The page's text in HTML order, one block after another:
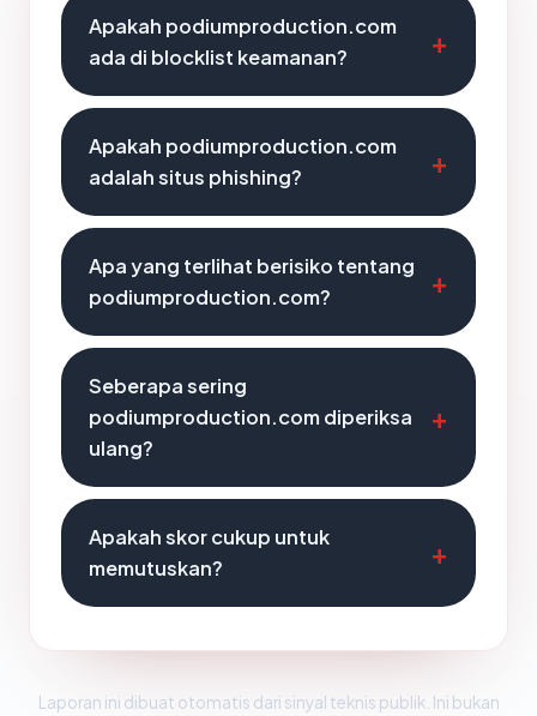
Apakah podiumproduction.com
ada di blocklist keamanan?
Apakah podiumproduction.com
adalah situs phishing?
Apa yang terlihat berisiko tentang
podiumproduction.com?
Seberapa sering
podiumproduction.com diperiksa
ulang?
Apakah skor cukup untuk
memutuskan?
Laporan ini dibuat otomatis dari sinyal teknis publik. Ini bukan